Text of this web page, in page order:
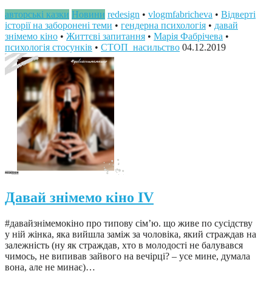
авторські казки Новини redesign • vlogmfabricheva • Відверті
історії на заборонені теми • гендерна психологія • давай
знімемо кіно • Життєві запитання • Марія Фабрічева •
психологія стосунків • СТОП_насильство 04.12.2019
Давай знімемо кіно IV
#давайзнімемокіно про типову сім’ю. що живе по сусідству
у ній жінка, яка вийшла заміж за чоловіка, який страждав на
залежність (ну як страждав, хто в молодості не балувався
чимось, не випивав зайвого на вечірці? – усе мине, думала
вона, але не минає)…